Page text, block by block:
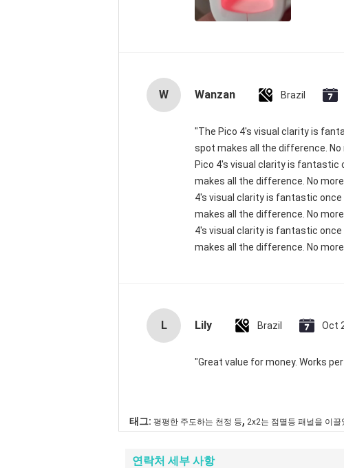
W Wanzan Brazil
"The Pico 4's visual clarity is
spot makes all the difference.
Pico 4's visual clarity is fantastic
makes all the difference. No
4's visual clarity is fantastic
makes all the difference. No
4's visual clarity is fantastic
makes all the difference. No
L Lily Brazil Oct
"Great value for money. Works
태그: 평평한 주도하는 천정 등, 2x2는 점멸등 패널을 이끌
연락처 세부 사항